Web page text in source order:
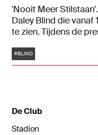
'Nooit Meer
Daley Blind die vanaf
te zien. Tijdens de
familie en (oud-
verhaal.
Tags
#BLIND
De Club
Stadion